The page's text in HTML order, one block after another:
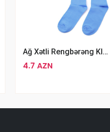
Ağ Xətli Rengbərəng Klassik Uzun Futbol Corabları
4.7 AZN